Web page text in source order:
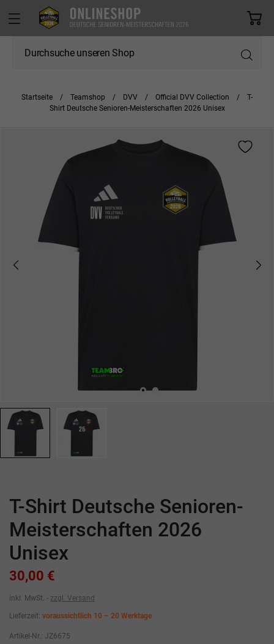
Startseite Teamshop DVV Official DVV Collection
T-
Shirt Deutsche Senioren-Meisterschaften 2026 Unisex
T-Shirt Deutsche Senioren-
Meisterschaften 2026
Unisex
30,00 €
inkl. MwSt. zzgl. Versand
Lieferzeit: voraussichtlich 10 – 20 Werktage
Artikel-Nr.: JZ6675